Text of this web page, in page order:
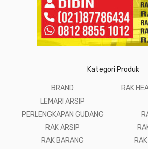
Kategori Produk
BRAND
LEMARI ARSIP
PERLENGKAPAN GUDANG
RAK ARSIP
RAK BARANG
RAK